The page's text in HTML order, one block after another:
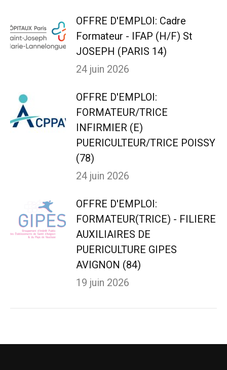
OFFRE D'EMPLOI: Cadre
Formateur - IFAP (H/F) St
JOSEPH (PARIS 14)
24 juin 2026
OFFRE D'EMPLOI:
FORMATEUR/TRICE
INFIRMIER (E)
PUERICULTEUR/TRICE POISSY
(78)
24 juin 2026
OFFRE D'EMPLOI:
FORMATEUR(TRICE) - FILIERE
AUXILIAIRES DE
PUERICULTURE GIPES
AVIGNON (84)
19 juin 2026